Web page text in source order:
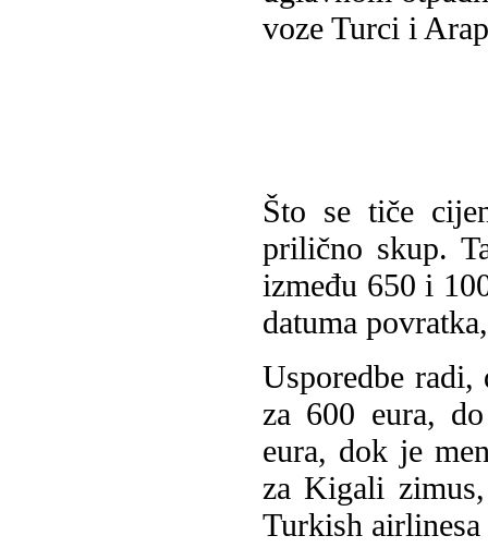
voze Turci i
Što se tiče
prilično skup.
između 650 i
datuma
Usporedbe
za 600 eura,
eura, dok je
za Kigali
Turkish